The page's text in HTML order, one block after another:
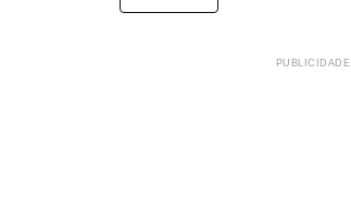
PUBLICIDADE